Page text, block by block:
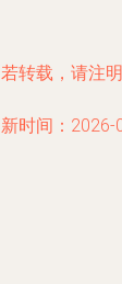
转载，请注
时间：2026-